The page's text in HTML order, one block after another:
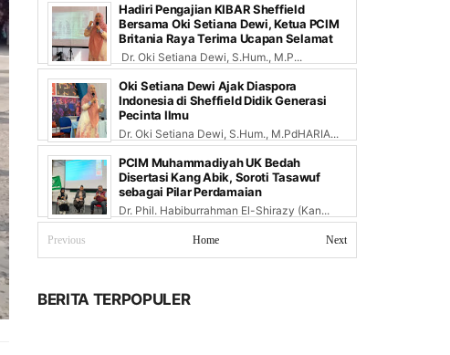
Hadiri Pengajian KIBAR Sheffield
Bersama Oki Setiana Dewi, Ketua PCIM
Britania Raya Terima Ucapan Selamat
Dr. Oki Setiana Dewi, S.Hum., M.P...
Oki Setiana Dewi Ajak Diaspora
Indonesia di Sheffield Didik Generasi
Pecinta Ilmu
Dr. Oki Setiana Dewi, S.Hum., M.PdHARIA...
PCIM Muhammadiyah UK Bedah
Disertasi Kang Abik, Soroti Tasawuf
sebagai Pilar Perdamaian
Dr. Phil. Habiburrahman El-Shirazy (Kan...
Previous Next
Home
BERITA TERPOPULER